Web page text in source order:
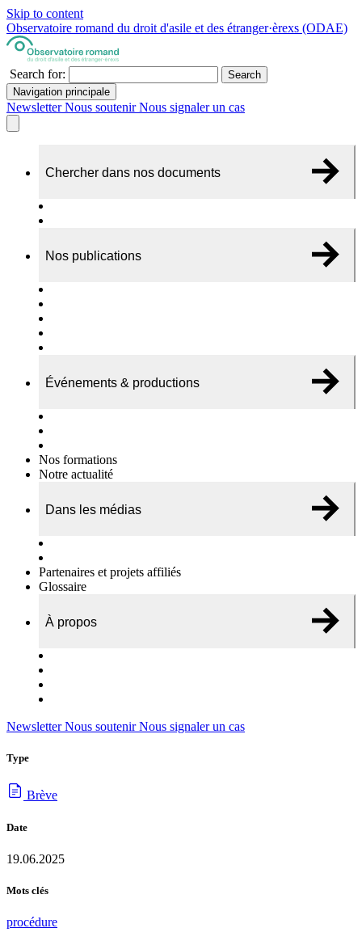
Skip to content
Observatoire romand du droit d'asile et des étranger·èrexs (ODAE)
Search for:
Search
Navigation principale
NewsletterNous soutenirNous signaler un cas
Chercher dans nos documents
Nos publications
Événements & productions
Nos formations
Notre actualité
Dans les médias
Partenaires et projets affiliés
Glossaire
À propos
NewsletterNous soutenirNous signaler un cas
Type
Brève
Date
19.06.2025
Mots clés
procédure